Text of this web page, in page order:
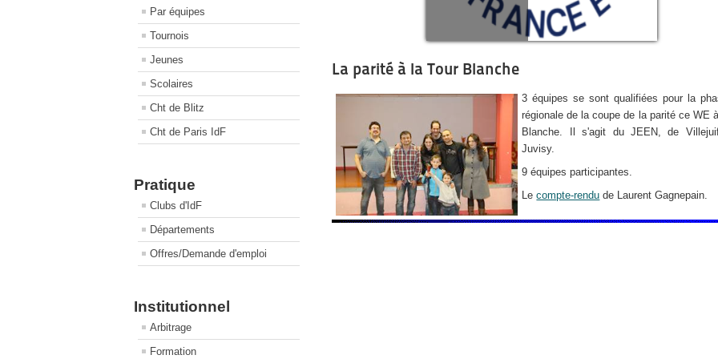
Par équipes
Tournois
Jeunes
Scolaires
Cht de Blitz
Cht de Paris IdF
Pratique
Clubs d'IdF
Départements
Offres/Demande d'emploi
Institutionnel
Arbitrage
Formation
La parité à la Tour Blanche
3 équipes se sont qualifiées pour la
régionale de la coupe de la parité ce WE
Blanche. Il s'agit du JEEN, de
Juvisy.
9 équipes participantes.
Lecompte-rendu de Laurent Gagnepain.